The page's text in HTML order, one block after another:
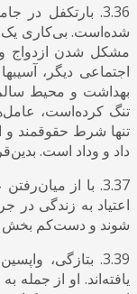
3.36. بارتکفل
شده‌است. بی‌کاری یک
مشکل شدن ازدواج
اجتماعی دیگر،
بهداشت و محیط
تنگ کرده‌است،
تنها شرط حقوقمند
داد و وداد است.
3.37. با از
اعتیاد به زندگی در
شوند و دست‌کم بخش
3.39. بتازگی،
یافته‌اند. او از